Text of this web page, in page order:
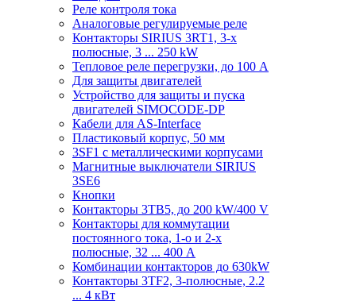
Реле контроля тока
Аналоговые регулируемые реле
Контакторы SIRIUS 3RT1, 3-х
полюсные, 3 ... 250 kW
Тепловое реле перегрузки, до 100 A
Для защиты двигателей
Устройство для защиты и пуска
двигателей SIMOCODE-DP
Кабели для AS-Interface
Пластиковый корпус, 50 мм
3SF1 с металлическими корпусами
Магнитные выключатели SIRIUS
3SE6
Кнопки
Контакторы 3TB5, до 200 kW/400 V
Контакторы для коммутации
постоянного тока, 1-о и 2-х
полюсные, 32 ... 400 A
Комбинации контакторов до 630kW
Контакторы 3TF2, 3-полюсные, 2.2
... 4 кВт